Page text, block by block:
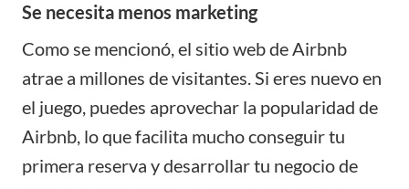
Se necesita menos marketing
Como se mencionó, el sitio web de Airbnb
atrae a millones de visitantes. Si eres nuevo en
el juego, puedes aprovechar la popularidad de
Airbnb, lo que facilita mucho conseguir tu
primera reserva y desarrollar tu negocio de